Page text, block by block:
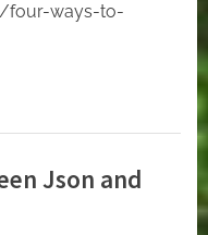
four-ways-to-
Json and